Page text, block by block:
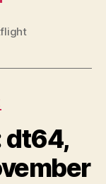
(X-
#
Maerz
–
April
dt64,